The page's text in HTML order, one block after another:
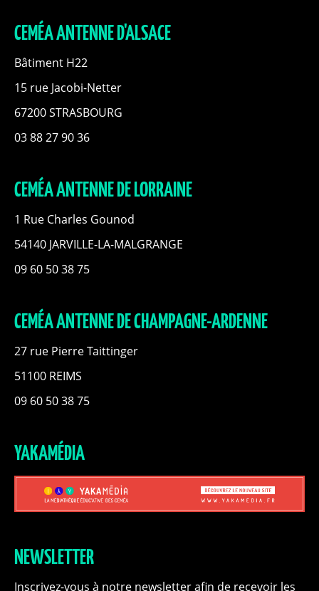
CEMÉA ANTENNE D'ALSACE
Bâtiment H22
15 rue Jacobi-Netter
67200 STRASBOURG
03 88 27 90 36
CEMÉA ANTENNE DE LORRAINE
1 Rue Charles Gounod
54140 JARVILLE-LA-MALGRANGE
09 60 50 38 75
CEMÉA ANTENNE DE CHAMPAGNE-ARDENNE
27 rue Pierre Taittinger
51100 REIMS
09 60 50 38 75
YAKAMÉDIA
NEWSLETTER
Inscrivez-vous à notre newsletter afin de recevoir les